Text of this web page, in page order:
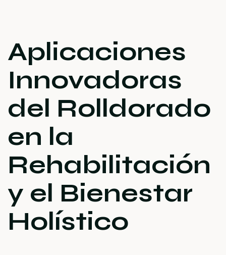
Aplicaciones
Innovadoras
del Rolldorado
en la
Rehabilitación
y el Bienestar
Holístico